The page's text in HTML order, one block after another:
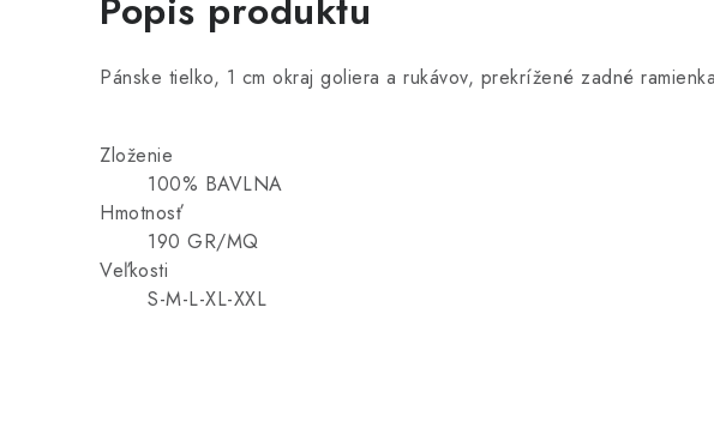
Popis produktu
Pánske tielko, 1 cm okraj goliera a rukávov, prekrížené zadné
Zloženie
100% BAVLNA
Hmotnosť
190 GR/MQ
Veľkosti
S-M-L-XL-XXL